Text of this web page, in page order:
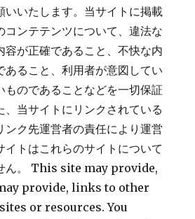
いいたします。当サイトに掲載
コンテテンツについて、違法な
容が正確であること、不快な内
あること、利用者が意図してい
ものであることなどを一切保証
、当サイトにリンクされている
ンク先運営者の責任により運営
イトはこれらのサイトについて
ん。 This site may provide,
provide, links to other
or resources. You